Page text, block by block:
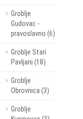
Groblje
Gudovac -
pravoslavno (6)
Groblje Stari
Pavljani (18)
Groblje
Obrovnica (3)
Groblje